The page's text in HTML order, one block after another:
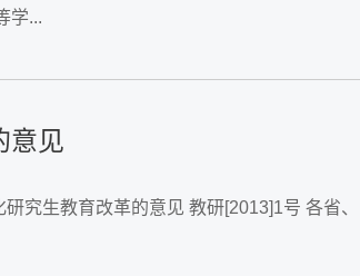
学...
意见
发展改革委、财政厅（局），新疆生产建设兵团教育局、发展改